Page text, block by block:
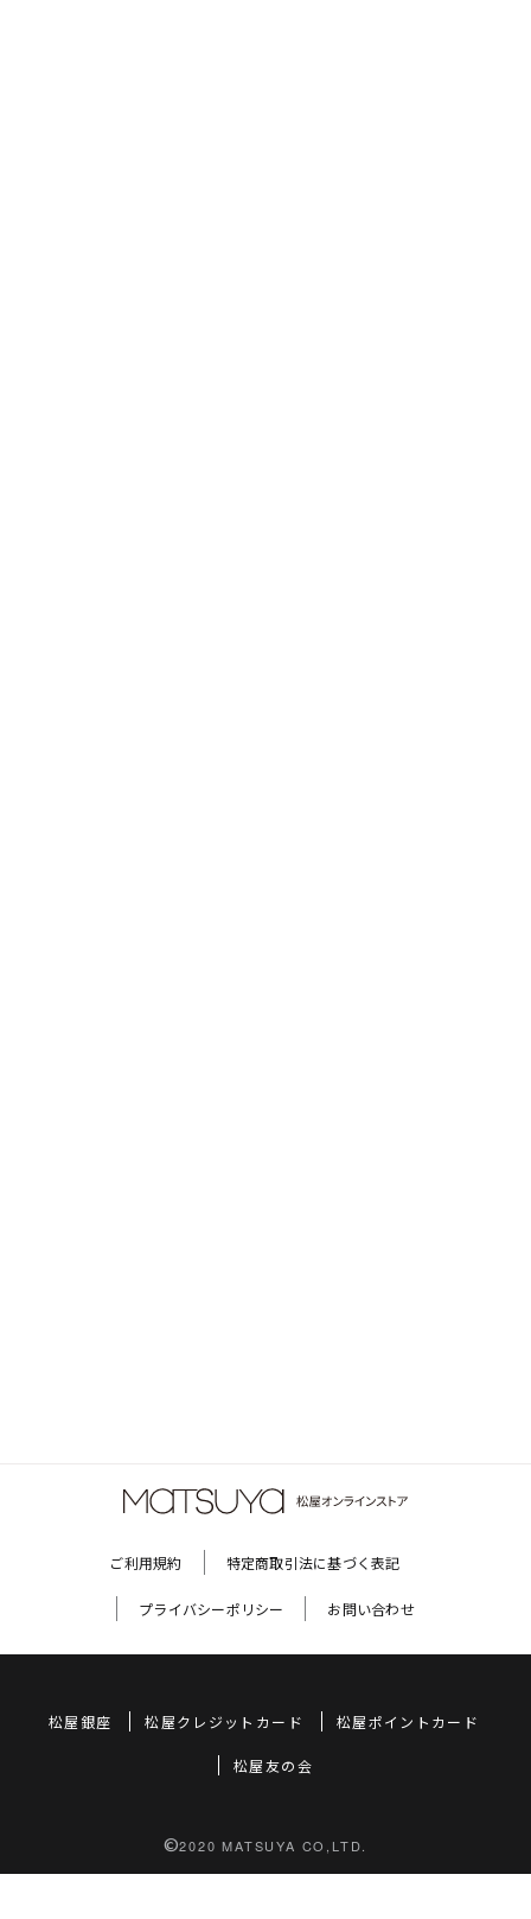
ご利用規約 特定商取引法に基づく表記
プライバシーポリシー お問い合わせ
松屋銀座 松屋クレジットカード 松屋ポイントカード
松屋友の会
©2020 MATSUYA CO,LTD.